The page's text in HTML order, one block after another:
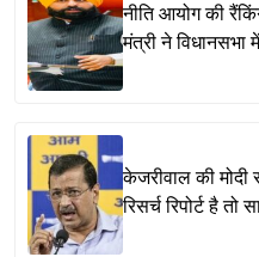
नीति आयोग की
मंत्री ने विधानसभा
केजरीवाल की
रिसर्च रिपोर्ट है तो